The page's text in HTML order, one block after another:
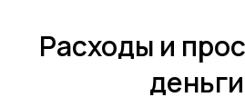
Расходы и